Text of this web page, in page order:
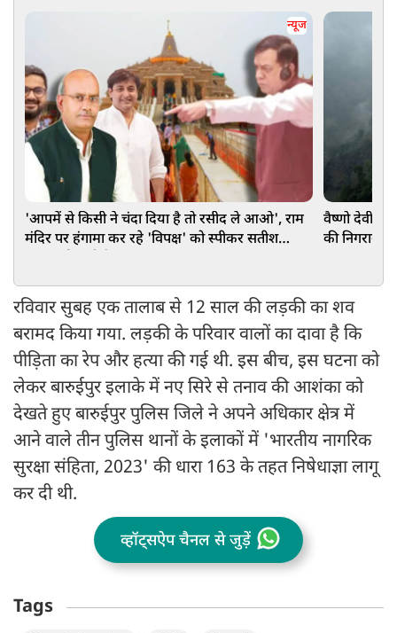
न्यूज
'आपमें से किसी ने चंदा दिया है तो रसीद ले आओ', राम
मंदिर पर हंगामा कर रहे 'विपक्ष' को स्पीकर सतीश
वैष्णो देवी
की निगरानी
रविवार सुबह एक तालाब से 12 साल की लड़की का शव
बरामद किया गया. लड़की के परिवार वालों का दावा है कि
पीड़िता का रेप और हत्या की गई थी. इस बीच, इस घटना को
लेकर बारुईपुर इलाके में नए सिरे से तनाव की आशंका को
देखते हुए बारुईपुर पुलिस जिले ने अपने अधिकार क्षेत्र में
आने वाले तीन पुलिस थानों के इलाकों में 'भारतीय नागरिक
सुरक्षा संहिता, 2023' की धारा 163 के तहत निषेधाज्ञा लागू
कर दी थी.
व्हॉट्सऐप चैनल से जुड़ें
Tags